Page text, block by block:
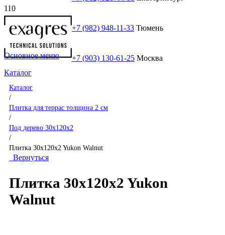
+7 (982) 948-11-33 Тюмень
+7 (903) 130-61-25 Москва
Основное меню
Каталог
Каталог
/
Плитка для террас толщина 2 см
/
Под дерево 30x120x2
/
Плитка 30x120x2 Yukon Walnut
Вернуться
Плитка 30x120x2 Yukon
Walnut